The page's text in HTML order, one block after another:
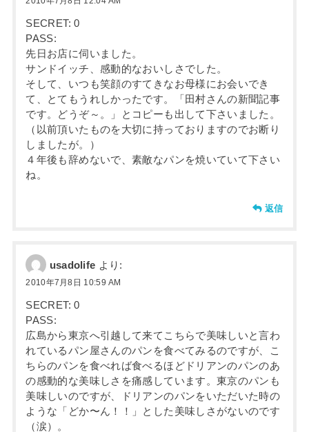
SECRET: 0
PASS:
先日お店に伺いました。
サンドイッチ、感動的なおいしさでした。
そして、いつも笑顔のすてきなお母様にお会いでき
て、とてもうれしかったです。「田村さんの新聞記事
です。どうぞ～。」とコピーも出して下さいました。
（以前頂いたものを大切に持っておりますのでお断り
しましたが。）
４年後も辞めないで、素敵なパンを焼いていて下さい
ね。
返信
usadolife より:
2010年7月8日 10:59 AM
SECRET: 0
PASS:
広島から東京へ引越して来てこちらで美味しいと言わ
れているパン屋さんのパンを食べてみるのですが、こ
ちらのパンを食べれば食べるほどドリアンのパンのあ
の感動的な美味しさを痛感しています。東京のパンも
美味しいのですが、ドリアンのパンをいただいた時の
ような「どか〜ん！！」とした美味しさがないのです
（涙）。